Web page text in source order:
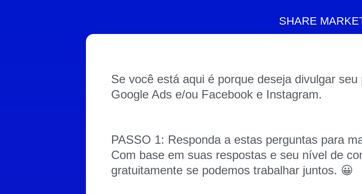
SHARE
Se você está aqui é porque deseja divulgar
Google Ads e/ou Facebook e Instagram.
PASSO 1: Responda a estas perguntas para
Com base em suas respostas e seu nível de
gratuitamente se podemos trabalhar juntos. 😀